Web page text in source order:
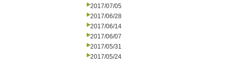
2017/07/05
2017/06/28
2017/06/14
2017/06/07
2017/05/31
2017/05/24